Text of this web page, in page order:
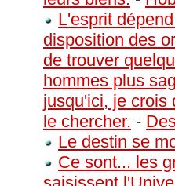
L'esprit
disposition des
de trouver
hommes plus
jusqu'ici, je crois
le chercher. -
Le destin se
Ce sont... les